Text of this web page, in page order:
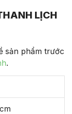
LỊCH
sản phẩm trước
.